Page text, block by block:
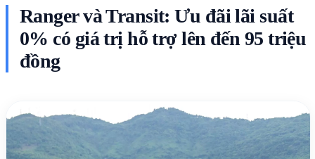
Ranger và Transit: Ưu đãi lãi suất
0% có giá trị hỗ trợ lên đến 95 triệu
đồng